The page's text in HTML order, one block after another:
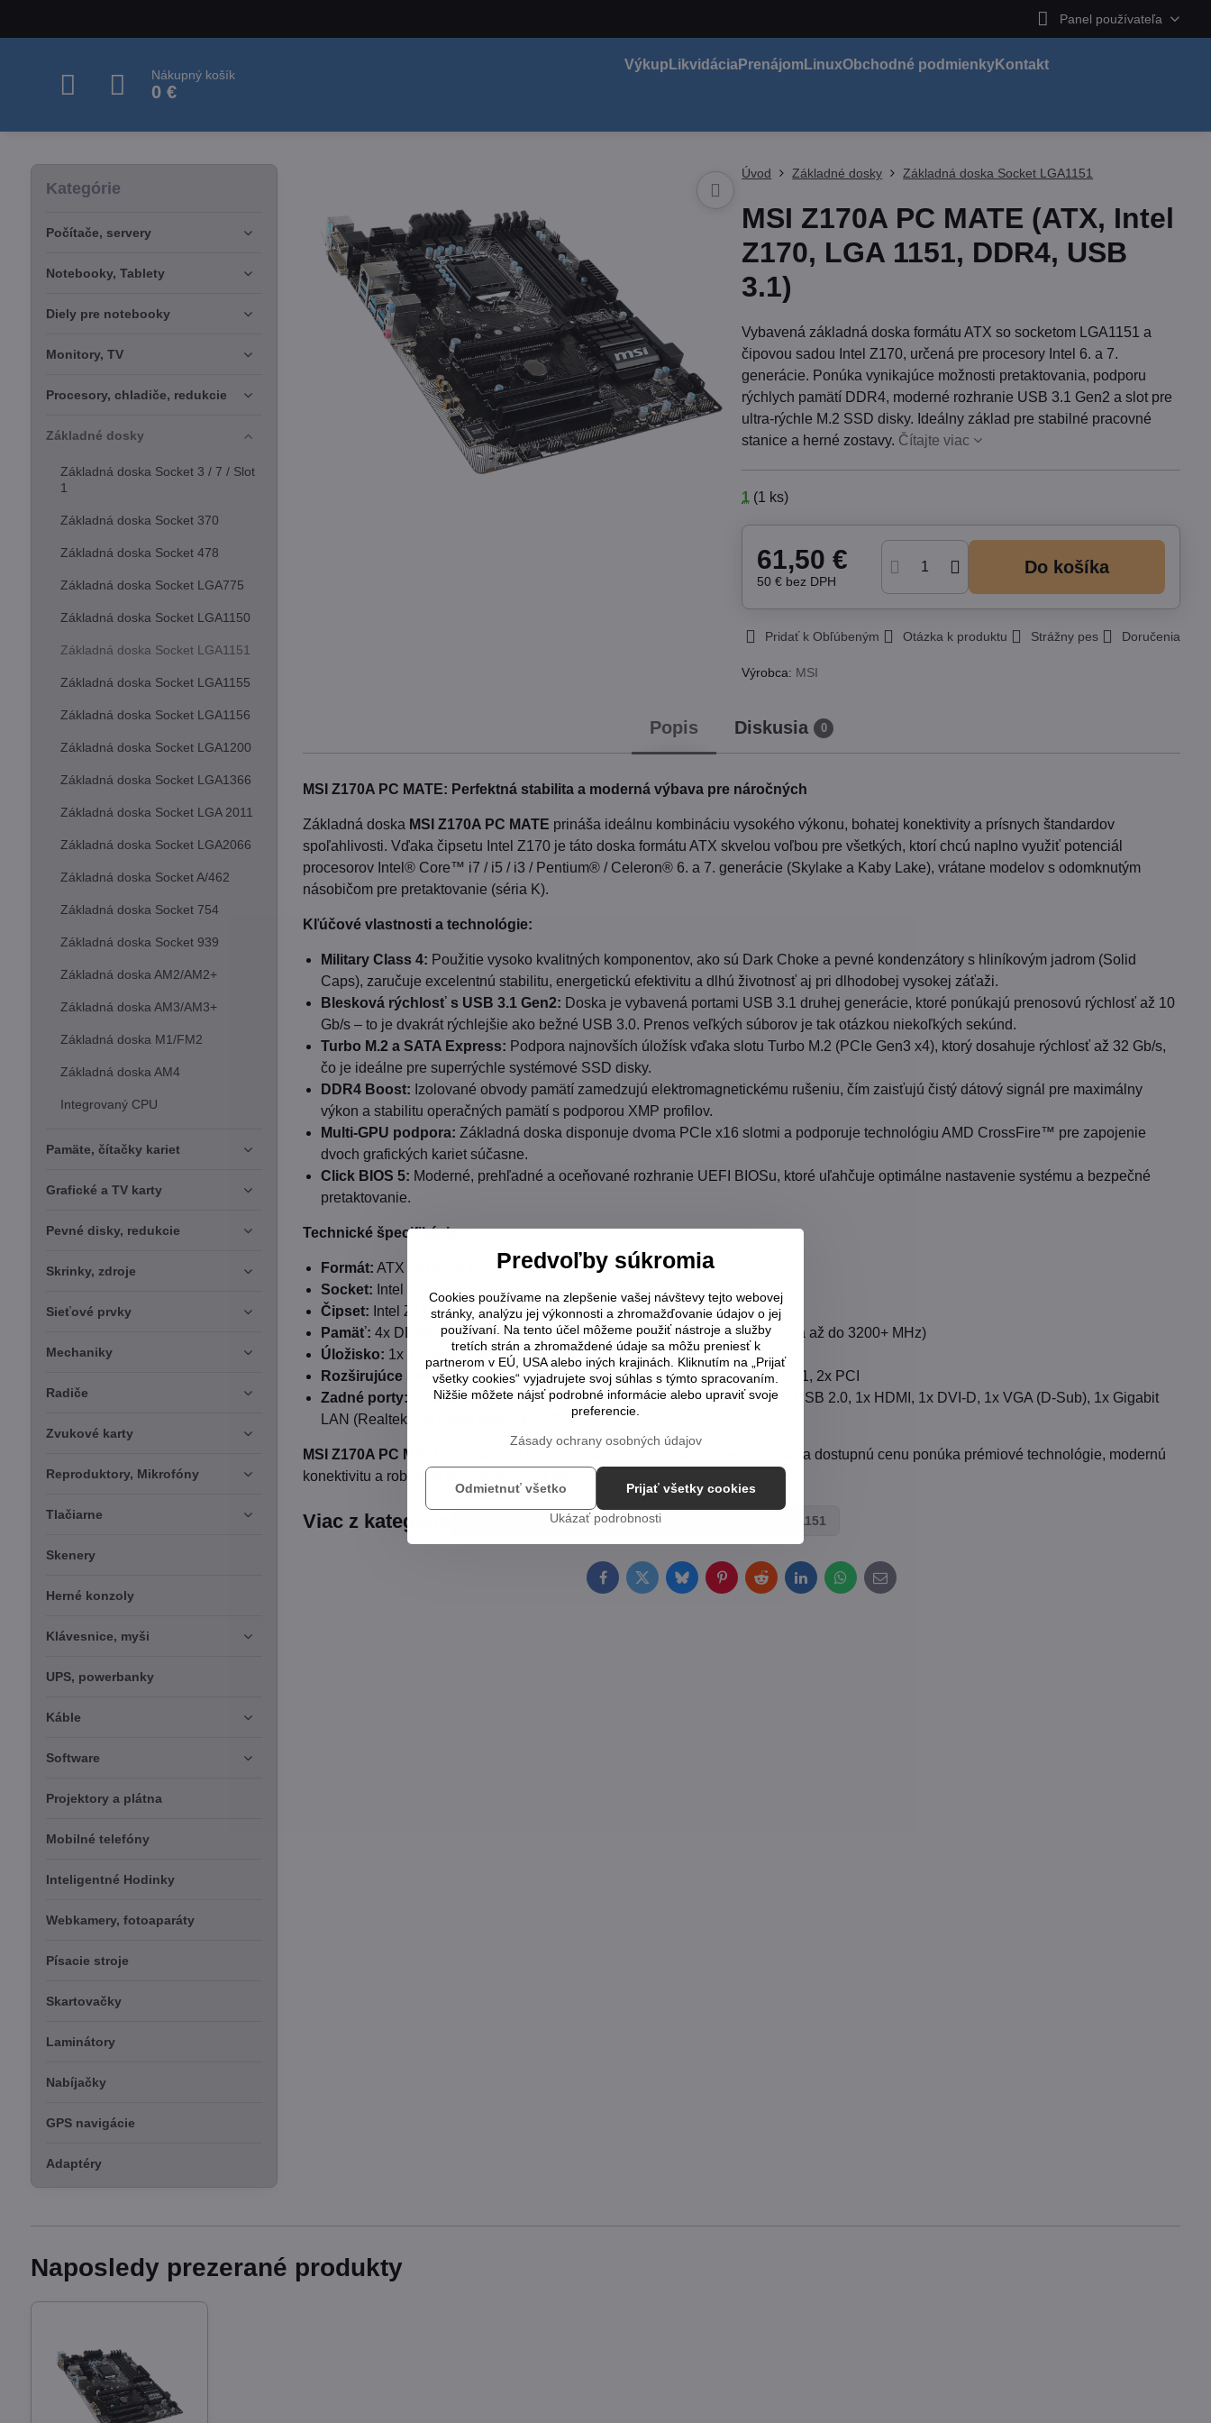
Panel používateľa
Nákupný košík
0 €
Výkup LikvidáciaPrenájom LinuxObchodné podmienkyKontakt
Úvod Základné dosky Základná doska Socket LGA1151
MSI Z170A PC MATE (ATX, Intel
Z170, LGA 1151, DDR4, USB
3.1)
Vybavená základná doska formátu ATX so socketom LGA1151 a
čipovou sadou Intel Z170, určená pre procesory Intel 6. a 7.
generácie. Ponúka vynikajúce možnosti pretaktovania, podporu
rýchlych pamätí DDR4, moderné rozhranie USB 3.1 Gen2 a slot pre
ultra-rýchle M.2 SSD disky. Ideálny základ pre stabilné pracovné
stanice a herné zostavy. Čítajte viac
1 (1 ks)
61,50 €
50 € bez DPH
Do košíka
Pridať k Obľúbeným Otázka k produktu Strážny pes Doručenia
Výrobca: MSI
Popis Diskusia 0
MSI Z170A PC MATE: Perfektná stabilita a moderná výbava pre náročných
Základná doska MSI Z170A PC MATE prináša ideálnu kombináciu vysokého výkonu, bohatej konektivity a prísnych štandardov
spoľahlivosti. Vďaka čipsetu Intel Z170 je táto doska formátu ATX skvelou voľbou pre všetkých, ktorí chcú naplno využiť potenciál
procesorov Intel® Core™ i7 / i5 / i3 / Pentium® / Celeron® 6. a 7. generácie (Skylake a Kaby Lake), vrátane modelov s odomknutým
násobičom pre pretaktovanie (séria K).
Kľúčové vlastnosti a technológie:
Military Class 4: Použitie vysoko kvalitných komponentov, ako sú Dark Choke a pevné kondenzátory s hliníkovým jadrom (Solid
Caps), zaručuje excelentnú stabilitu, energetickú efektivitu a dlhú životnosť aj pri dlhodobej vysokej záťaži.
Blesková rýchlosť s USB 3.1 Gen2: Doska je vybavená portami USB 3.1 druhej generácie, ktoré ponúkajú prenosovú rýchlosť až 10
Gb/s – to je dvakrát rýchlejšie ako bežné USB 3.0. Prenos veľkých súborov je tak otázkou niekoľkých sekúnd.
Turbo M.2 a SATA Express: Podpora najnovších úložísk vďaka slotu Turbo M.2 (PCIe Gen3 x4), ktorý dosahuje rýchlosť až 32 Gb/s,
čo je ideálne pre superrýchle systémové SSD disky.
DDR4 Boost: Izolované obvody pamätí zamedzujú elektromagnetickému rušeniu, čím zaisťujú čistý dátový signál pre maximálny
výkon a stabilitu operačných pamätí s podporou XMP profilov.
Multi-GPU podpora: Základná doska disponuje dvoma PCIe x16 slotmi a podporuje technológiu AMD CrossFire™ pre zapojenie
dvoch grafických kariet súčasne.
Click BIOS 5: Moderné, prehľadné a oceňované rozhranie UEFI BIOSu, ktoré uľahčuje optimálne nastavenie systému a bezpečné
pretaktovanie.
Technické špecifikácie:
Formát: ATX (30.4 cm x 22.5 cm)
Socket: Intel 1151
Čipset: Intel Z170
Pamäť: 4x DDR4 DIMM (Dual Channel, max. 64 GB, podpora pretaktovania až do 3200+ MHz)
Úložisko: 1x Turbo M.2 slot, 6x SATA 6Gb/s (z toho 1x SATA Express)
Rozširujúce sloty:2x PCIe 3.0 x16 (podpora x16/x4 režimu), 3x PCIe 3.0 x1, 2x PCI
Zadné porty: 2x USB 3.1 Gen2 (Type-A), 2x USB 3.1 Gen1 (USB 3.0), 2x USB 2.0, 1x HDMI, 1x DVI-D, 1x VGA (D-Sub), 1x Gigabit
LAN (Realtek), 3x Audio jack, 2x PS/2
MSI Z170A PC MATE
predstavuje rozumne navrhnutú základnú dosku, ktorá za dostupnú cenu ponúka prémiové technológie, modernú
konektivitu a robustné spracovanie, na ktoré sa môžete spoľahnúť každý deň.
Viac z kategórie Základné dosky Základná doska Socket LGA1151
FacebookTwitterBlueskyPinterestRedditLinkedInWhatsApp
E-
mail
Kategórie
Počítače, servery
Notebooky, Tablety
Diely pre notebooky
Monitory, TV
Procesory, chladiče, redukcie
Základné dosky
Základná doska Socket 3 / 7 / Slot
1
Základná doska Socket 370
Základná doska Socket 478
Základná doska Socket LGA775
Základná doska Socket LGA1150
Základná doska Socket LGA1151
Základná doska Socket LGA1155
Základná doska Socket LGA1156
Základná doska Socket LGA1200
Základná doska Socket LGA1366
Základná doska Socket LGA 2011
Základná doska Socket LGA2066
Základná doska Socket A/462
Základná doska Socket 754
Základná doska Socket 939
Základná doska AM2/AM2+
Základná doska AM3/AM3+
Základná doska M1/FM2
Základná doska AM4
Integrovaný CPU
Pamäte, čítačky kariet
Grafické a TV karty
Pevné disky, redukcie
Skrinky, zdroje
Sieťové prvky
Mechaniky
Radiče
Zvukové karty
Reproduktory, Mikrofóny
Tlačiarne
Skenery
Herné konzoly
Klávesnice, myši
UPS, powerbanky
Káble
Software
Projektory a plátna
Mobilné telefóny
Inteligentné Hodinky
Webkamery, fotoaparáty
Písacie stroje
Skartovačky
Laminátory
Nabíjačky
GPS navigácie
Adaptéry
Naposledy prezerané produkty
Predvoľby súkromia
Cookies používame na zlepšenie vašej návštevy tejto webovej
stránky, analýzu jej výkonnosti a zhromažďovanie údajov o jej
používaní. Na tento účel môžeme použiť nástroje a služby
tretích strán a zhromaždené údaje sa môžu preniesť k
partnerom v EÚ, USA alebo iných krajinách. Kliknutím na „Prijať
všetky cookies“ vyjadrujete svoj súhlas s týmto spracovaním.
Nižšie môžete nájsť podrobné informácie alebo upraviť svoje
preferencie.
Zásady ochrany osobných údajov
Ukázať podrobnosti
Prijať všetky cookies
Odmietnuť všetko